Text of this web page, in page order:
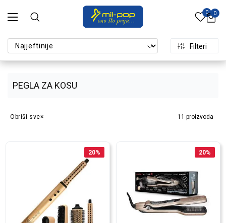
0 0
PEGLA ZA KOSU
Filteri
11 proizvoda
Obriši sve
20% 20%